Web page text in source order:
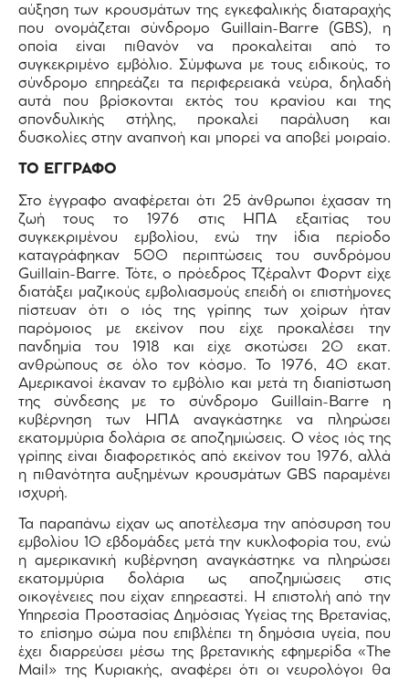
αύξηση των κρουσμάτων της εγκεφαλικής διαταραχής
που ονομάζεται σύνδρομο Guillain-Βarre (GΒS), η
οποία είναι πιθανόν να προκαλείται από το
συγκεκριμένο εμβόλιο. Σύμφωνα με τους ειδικούς, το
σύνδρομο επηρεάζει τα περιφερειακά νεύρα, δηλαδή
αυτά που βρίσκονται εκτός του κρανίου και της
σπονδυλικής στήλης, προκαλεί παράλυση και
δυσκολίες στην αναπνοή και μπορεί να αποβεί μοιραίο.
ΤΟ ΕΓΓΡΑΦΟ
Στο έγγραφο αναφέρεται ότι 25 άνθρωποι έχασαν τη
ζωή τους το 1976 στις ΗΠΑ εξαιτίας του
συγκεκριμένου εμβολίου, ενώ την ίδια περίοδο
καταγράφηκαν 500 περιπτώσεις του συνδρόμου
Guillain-Βarre. Τότε, ο πρόεδρος Τζέραλντ Φορντ είχε
διατάξει μαζικούς εμβολιασμούς επειδή οι επιστήμονες
πίστευαν ότι ο ιός της γρίπης των χοίρων ήταν
παρόμοιος με εκείνον που είχε προκαλέσει την
πανδημία του 1918 και είχε σκοτώσει 20 εκατ.
ανθρώπους σε όλο τον κόσμο. Το 1976, 40 εκατ.
Αμερικανοί έκαναν το εμβόλιο και μετά τη διαπίστωση
της σύνδεσης με το σύνδρομο Guillain-Βarre η
κυβέρνηση των ΗΠΑ αναγκάστηκε να πληρώσει
εκατομμύρια δολάρια σε αποζημιώσεις. Ο νέος ιός της
γρίπης είναι διαφορετικός από εκείνον του 1976, αλλά
η πιθανότητα αυξημένων κρουσμάτων GΒS παραμένει
ισχυρή.
Τα παραπάνω είχαν ως αποτέλεσμα την απόσυρση του
εμβολίου 10 εβδομάδες μετά την κυκλοφορία του, ενώ
η αμερικανική κυβέρνηση αναγκάστηκε να πληρώσει
εκατομμύρια δολάρια ως αποζημιώσεις στις
οικογένειες που είχαν επηρεαστεί. Η επιστολή από την
Υπηρεσία Προστασίας Δημόσιας Υγείας της Βρετανίας,
το επίσημο σώμα που επιβλέπει τη δημόσια υγεία, που
έχει διαρρεύσει μέσω της βρετανικής εφημερίδα «The
Mail» της Κυριακής, αναφέρει ότι οι νευρολόγοι θα